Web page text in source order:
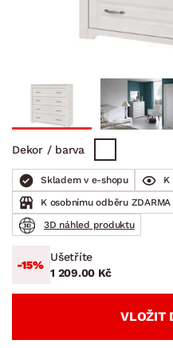
Dekor / barva
Skladem v e-shopu K
K osobnímu odběru
3D náhled produktu
-15%
Ušetříte
1 209.00 Kč
VLOŽIT